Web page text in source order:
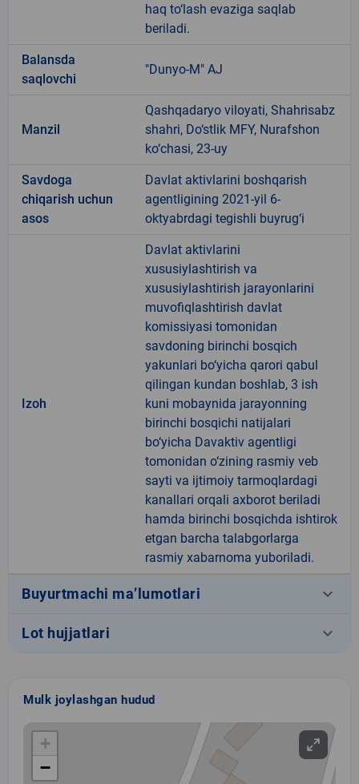
haq to‘lash evaziga saqlab
beriladi.
Balansda
saqlovchi
"Dunyo-M" AJ
Manzil
Qashqadaryo viloyati, Shahrisabz
shahri, Do‘stlik MFY, Nurafshon
ko‘chasi, 23-uy
Savdoga
chiqarish uchun
asos
Davlat aktivlarini boshqarish
agentligining 2021-yil 6-
oktyabrdagi tegishli buyrug‘i
Izoh
Davlat aktivlarini
xususiylashtirish va
xususiylashtirish jarayonlarini
muvofiqlashtirish davlat
komissiyasi tomonidan
savdoning birinchi bosqich
yakunlari bo‘yicha qarori qabul
qilingan kundan boshlab, 3 ish
kuni mobaynida jarayonning
birinchi bosqichi natijalari
bo‘yicha Davaktiv agentligi
tomonidan o‘zining rasmiy veb
sayti va ijtimoiy tarmoqlardagi
kanallari orqali axborot beriladi
hamda birinchi bosqichda ishtirok
etgan barcha talabgorlarga
rasmiy xabarnoma yuboriladi.
Buyurtmachi ma’lumotlari keyboard_arrow_down
Lot hujjatlari keyboard_arrow_down
Mulk joylashgan hudud
+
−